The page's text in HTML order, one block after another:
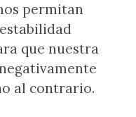
permitan
que nuestra
al contrario.